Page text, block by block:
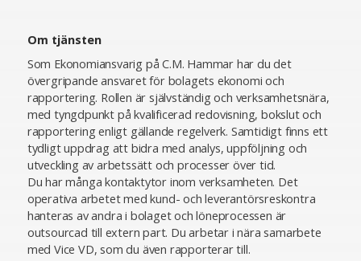
Om tjänsten
Som Ekonomiansvarig på C.M. Hammar har du det
övergripande ansvaret för bolagets ekonomi och
rapportering. Rollen är självständig och verksamhetsnära,
med tyngdpunkt på kvalificerad redovisning, bokslut och
rapportering enligt gällande regelverk. Samtidigt finns ett
tydligt uppdrag att bidra med analys, uppföljning och
utveckling av arbetssätt och processer över tid.
Du har många kontaktytor inom verksamheten. Det
operativa arbetet med kund- och leverantörsreskontra
hanteras av andra i bolaget och löneprocessen är
outsourcad till extern part. Du arbetar i nära samarbete
med Vice VD, som du även rapporterar till.